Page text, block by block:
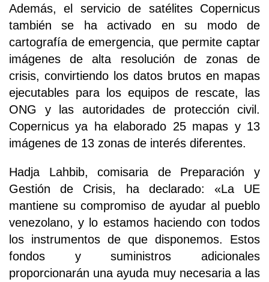
Además, el servicio de satélites Copernicus
también se ha activado en su modo de
cartografía de emergencia, que permite captar
imágenes de alta resolución de zonas de
crisis, convirtiendo los datos brutos en mapas
ejecutables para los equipos de rescate, las
ONG y las autoridades de protección civil.
Copernicus ya ha elaborado 25 mapas y 13
imágenes de 13 zonas de interés diferentes.
Hadja Lahbib, comisaria de Preparación y
Gestión de Crisis, ha declarado: «La UE
mantiene su compromiso de ayudar al pueblo
venezolano, y lo estamos haciendo con todos
los instrumentos de que disponemos. Estos
fondos y suministros adicionales
proporcionarán una ayuda muy necesaria a las